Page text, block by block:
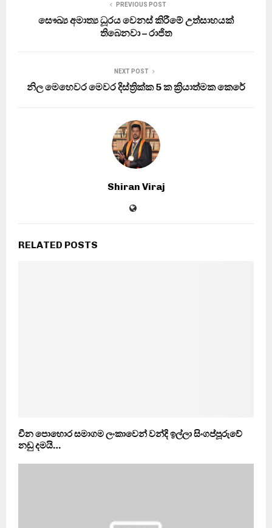
PREVIOUS POST
සෞඛ්‍ය අමාත්‍ය ධූරය වෙනස් කිරීමේ උත්සාහයක්
තිබෙනවා – රාජිත
NEXT POST
නිල මෙහෙවර මෙවර දිස්ත්‍රික්ක 5 ක ක්‍රියාත්මක කෙරේ
Shiran Viraj
RELATED POSTS
චීන පොහොර සමාගම ලංකාවෙන් වන්දි ඉල්ලා සිංගප්පූරුවේ
නඩු දමයි…